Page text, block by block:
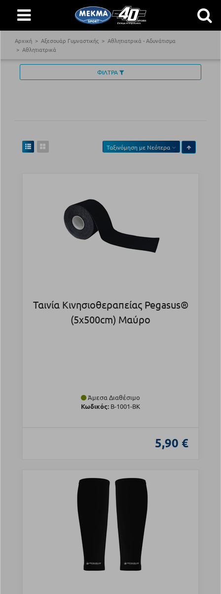
Αρχική Αξεσουάρ Γυμναστικής
Αθλητιατρικά - Αδυνάτισμα
Αθλητιατρικά
ΦΙΛΤΡΑ
Ταξινόμηση με Νεότερα
Ταινία Κινησιοθεραπείας Pegasus®
(5x500cm) Μαύρο
Άμεσα Διαθέσιμο
Κωδικός: Β-1001-BK
5,90 €